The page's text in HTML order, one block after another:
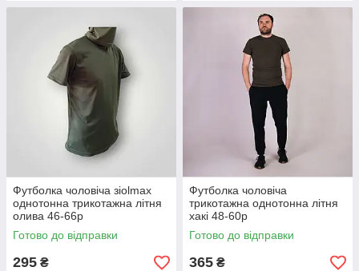
Футболка чоловіча зіolmax
однотонна трикотажна літня
олива 46-66р
Готово до відправки
295 ₴
Футболка чоловіча
трикотажна однотонна літня
хакі 48-60р
Готово до відправки
365 ₴